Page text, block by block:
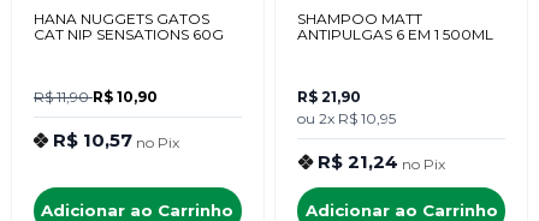
HANA NUGGETS GATOS
CAT NIP SENSATIONS 60G
R$ 11,90R$ 10,90
R$ 10,57 no Pix
Adicionar ao Carrinho
SHAMPOO MATT
ANTIPULGAS 6 EM 1 500ML
R$ 21,90
ou 2x R$ 10,95
R$ 21,24 no Pix
Adicionar ao Carrinho